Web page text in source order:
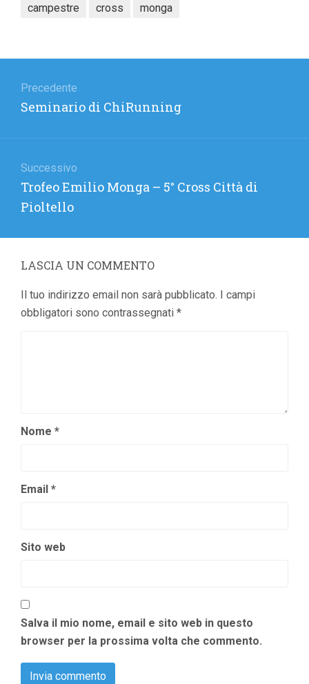
campestre cross monga
articoli
Precedente
Articolo
Seminario di ChiRunning
Successivo
Articolo
successivo:
Trofeo Emilio Monga – 5° Cross Città di
Pioltello
LASCIA UN COMMENTO
Il tuo indirizzo email non sarà pubblicato. I campi
obbligatori sono contrassegnati *
Nome *
Email *
Sito web
Salva il mio nome, email e sito web in questo
browser per la prossima volta che commento.